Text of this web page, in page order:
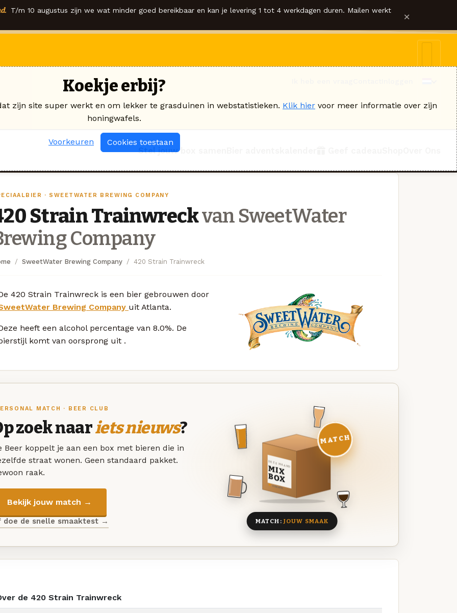
T/m 10 augustus zijn we wat minder goed bereikbaar en kan je levering 1 tot 4 werkdagen duren. Mailen werkt ×
Stel jouw box samen
· SWEETWATER BREWING COMPANY
Strain Trainwreckvan SweetWater
Company
SweetWater Brewing Company 420 Strain Trainwreck
420 Strain Trainwreck is een bier gebrouwen door
Brewing Company uit Atlanta.
heeft een alcohol percentage van 8.0%. De
komt van oorsprong uit .
MATCH · BEER CLUB
zoek naariets nieuws?
Beer koppelt je aan een box met bieren die in
straat wonen. Geen standaard pakket.
raak.
Bekijk jouw match →
doe de snelle smaaktest →
DEZE MAAND
MIX
BOX
8 BIEREN
MATCH
MATCH: JOUW SMAAK
de 420 Strain Trainwreck
Koekje erbij?
zijn site super werkt en om lekker te grasduinen in webstatistieken. Klik hier voor meer informatie over zijn
honingwafels.
Voorkeuren Cookies toestaan